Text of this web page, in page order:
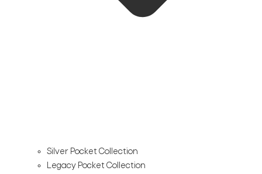
Silver Pocket Collection
Legacy Pocket Collection